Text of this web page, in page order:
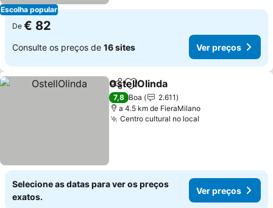
Escolha popular
De € 82
Consulte os preços de 16 sites Ver preços
PartilharAdicionar aos favoritos
OstellOlinda
7,8 Boa
2.611
a 4.5 km de FieraMilano
Centro cultural no local
Selecione as datas para ver os preços
exatos.
Ver preços